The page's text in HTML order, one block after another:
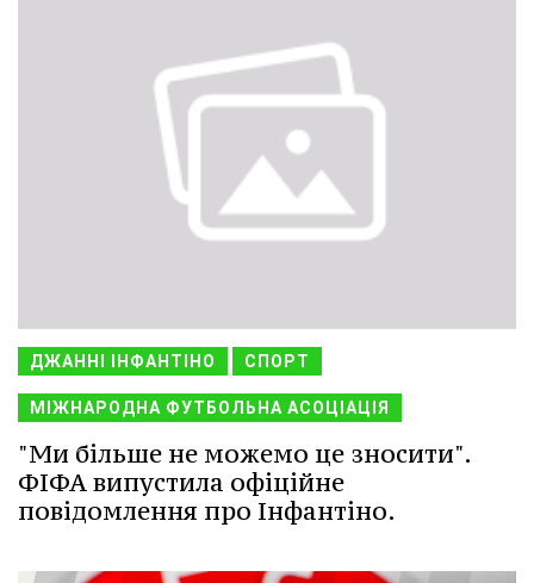
ДЖАННІ ІНФАНТІНО СПОРТ
МІЖНАРОДНА ФУТБОЛЬНА АСОЦІАЦІЯ
"Ми більше не можемо це зносити".
ФІФА випустила офіційне
повідомлення про Інфантіно.